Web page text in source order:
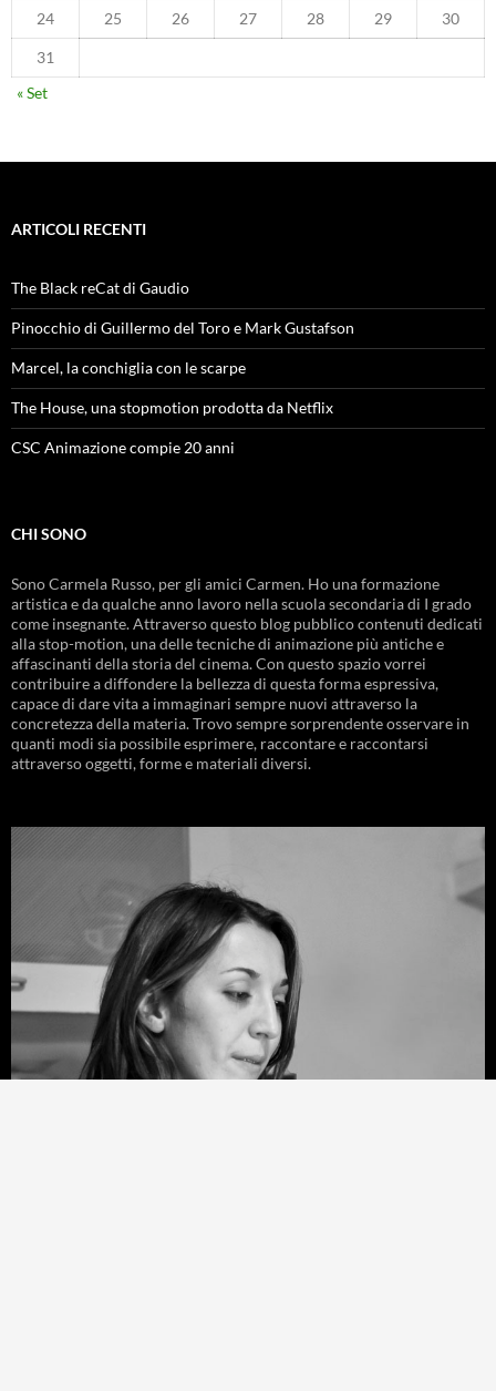
24 25 26 27 28 29 30
31
« Set
ARTICOLI RECENTI
The Black reCat di Gaudio
Pinocchio di Guillermo del Toro e Mark Gustafson
Marcel, la conchiglia con le scarpe
The House, una stopmotion prodotta da Netflix
CSC Animazione compie 20 anni
CHI SONO
Sono Carmela Russo, per gli amici Carmen. Ho una formazione
artistica e da qualche anno lavoro nella scuola secondaria di I grado
come insegnante. Attraverso questo blog pubblico contenuti dedicati
alla stop-motion, una delle tecniche di animazione più antiche e
affascinanti della storia del cinema. Con questo spazio vorrei
contribuire a diffondere la bellezza di questa forma espressiva,
capace di dare vita a immaginari sempre nuovi attraverso la
concretezza della materia. Trovo sempre sorprendente osservare in
quanti modi sia possibile esprimere, raccontare e raccontarsi
attraverso oggetti, forme e materiali diversi.